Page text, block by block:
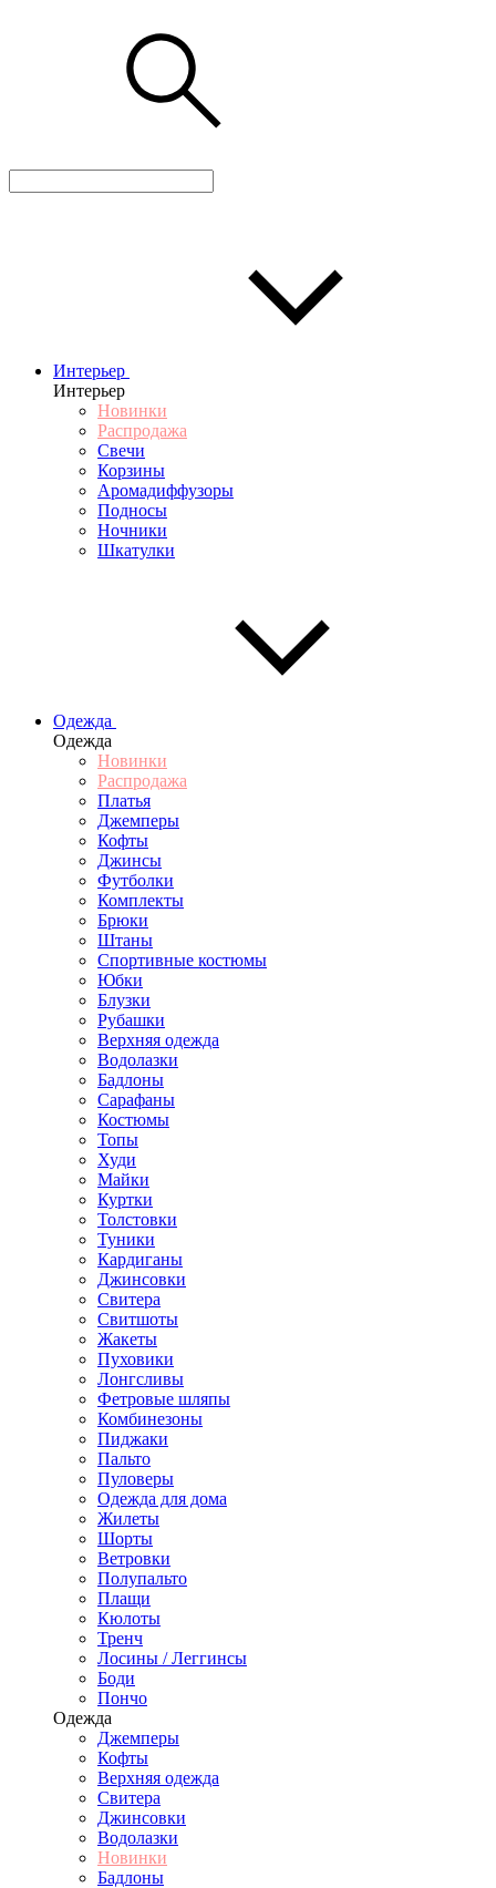
Интерьер
Интерьер
Новинки
Распродажа
Свечи
Корзины
Аромадиффузоры
Подносы
Ночники
Шкатулки
Одежда
Одежда
Новинки
Распродажа
Платья
Джемперы
Кофты
Джинсы
Футболки
Комплекты
Брюки
Штаны
Спортивные костюмы
Юбки
Блузки
Рубашки
Верхняя одежда
Водолазки
Бадлоны
Сарафаны
Костюмы
Топы
Худи
Майки
Куртки
Толстовки
Туники
Кардиганы
Джинсовки
Свитера
Свитшоты
Жакеты
Пуховики
Лонгсливы
Фетровые шляпы
Комбинезоны
Пиджаки
Пальто
Пуловеры
Одежда для дома
Жилеты
Шорты
Ветровки
Полупальто
Плащи
Кюлоты
Тренч
Лосины / Леггинсы
Боди
Пончо
Одежда
Джемперы
Кофты
Верхняя одежда
Свитера
Джинсовки
Водолазки
Новинки
Бадлоны